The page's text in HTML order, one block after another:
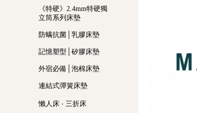
《特硬》2.4mm特硬獨
立筒系列床墊
防螨抗菌│乳膠床墊
記憶塑型│矽膠床墊
外宿必備│泡棉床墊
連結式彈簧床墊
懶人床 ‧ 三折床